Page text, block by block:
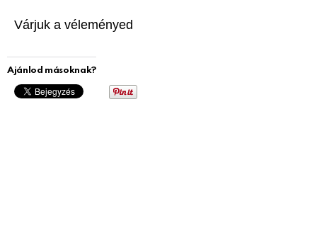
Várjuk a véleményed
Ajánlod másoknak?